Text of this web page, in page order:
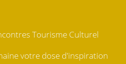
Tourisme Culturel
votre dose d'inspiration